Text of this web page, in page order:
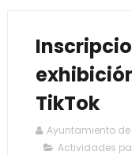
TikTok
Ayuntamiento
Actividades